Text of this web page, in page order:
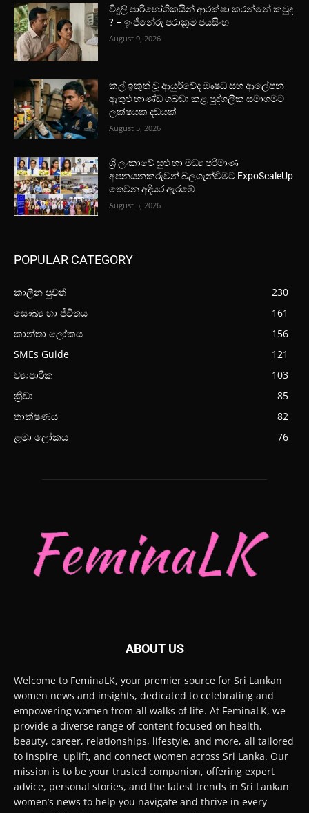
විදුලි පාරිභෝගිකයින් ආරක්ෂා කරන්නේ කවුද
? – ඉංජිනේරු පරාක්‍රම ජයසිංහ
August 9, 2026
කල් ඉකුත් වූ ආයුර්වේද ඖෂධ සහ ආලේපන
ඇතුළු භාණ්ඩ ගබඩා කළ පුද්ගලික සමාගමට
ලක්ෂයක දඩයක්
August 5, 2026
ශ්‍රී ලංකාවේ සුළු හා මධ්‍ය පරිමාණ
අපනයනකරුවන් බලගැන්වීමට ExpoScaleUp
තෙවන අදියර ඇරඹේ
August 5, 2026
POPULAR CATEGORY
කාලීන පුවත්
230
සෞඛ්‍ය හා ජීවිතය
161
කාන්තා ලෝකය
156
SMEs Guide
121
ව්‍යාපාරික
103
ක්‍රීඩා
85
තාක්ෂණය
82
ළමා ලෝකය
76
ABOUT US
Welcome to FeminaLK, your premier source for Sri Lankan
women news and insights, dedicated to celebrating and
empowering women from all walks of life. At FeminaLK, we
provide a diverse range of content focused on health,
beauty, career, relationships, lifestyle, and more, all tailored
to inspire, uplift, and connect women across Sri Lanka. Our
mission is to be your trusted companion, offering expert
advice, personal stories, and the latest trends in Sri Lankan
women’s news to help you navigate and thrive in every